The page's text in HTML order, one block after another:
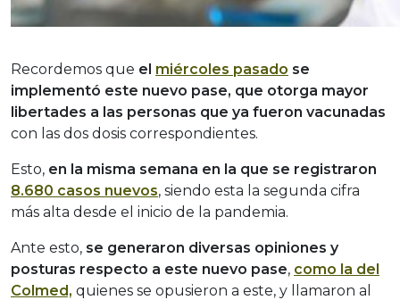
Recordemos que el miércoles pasado se
implementó este nuevo pase, que otorga mayor
libertades a las personas que ya fueron vacunadas
con las dos dosis correspondientes.
Esto, en la misma semana en la que se registraron
8.680 casos nuevos, siendo esta la segunda cifra
más alta desde el inicio de la pandemia.
Ante esto, se generaron diversas opiniones y
posturas respecto a este nuevo pase, como la del
Colmed, quienes se opusieron a este, y llamaron al